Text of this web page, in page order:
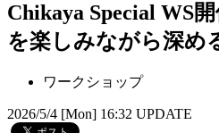
Chikaya Special WS
を楽しみながら深め
ワークショップ
2026/5/4 [Mon] 16:32 UPDATE